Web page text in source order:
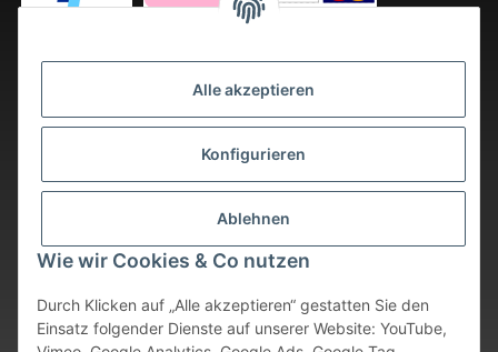
Alle akzeptieren
Konfigurieren
Ablehnen
Wie wir Cookies & Co nutzen
Durch Klicken auf „Alle akzeptieren“ gestatten Sie den
Einsatz folgender Dienste auf unserer Website: YouTube,